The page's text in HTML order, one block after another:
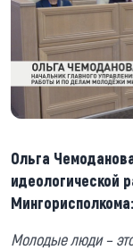
Ольга
идеологической
Мингорисполкома:
Молодые люди –